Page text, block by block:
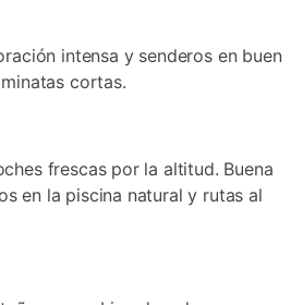
intensa y senderos en buen
cortas.
frescas por la altitud. Buena
en la piscina natural y rutas al